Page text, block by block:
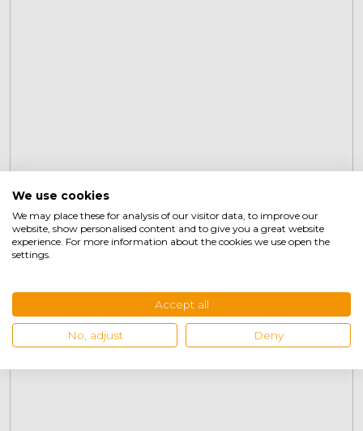
Binnenband 155-165-12
We use cookies
We may place these for analysis of our visitor data, to improve our
website, show personalised content and to give you a great website
experience. For more information about the cookies we use open the
settings.
Accept all
No, adjust Deny